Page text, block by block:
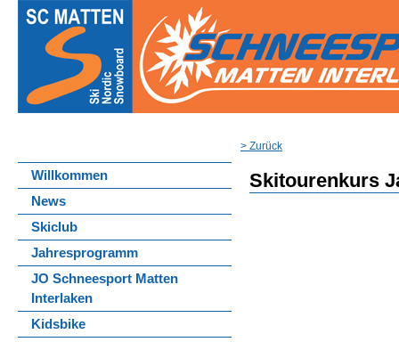
Willkommen
News
Skiclub
Jahresprogramm
JO Schneesport Matten
Interlaken
Kidsbike
> Zurück
Skitourenkurs